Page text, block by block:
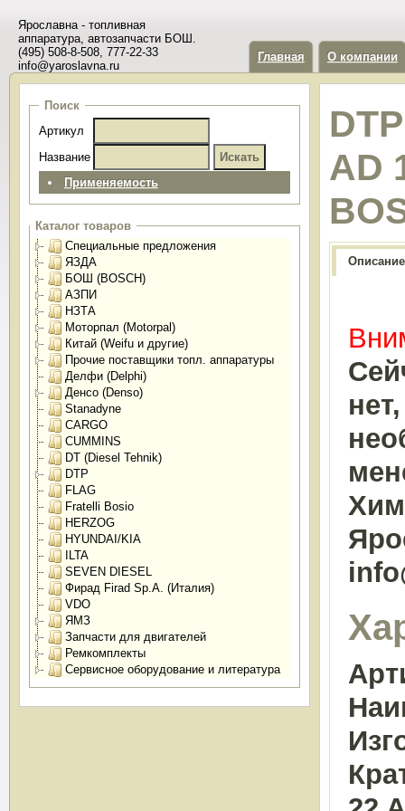
Ярославна - топливная
аппаратура, автозапчасти БОШ.
(495) 508-8-508, 777-22-33
info@yaroslavna.ru
Главная О компании
Поиск
Артикул
Название
Применяемость
Каталог товаров
Специальные предложения
ЯЗДА
БОШ (BOSCH)
АЗПИ
НЗТА
Моторпал (Motorpal)
Китай (Weifu и другие)
Прочие поставщики топл. аппаратуры
Делфи (Delphi)
Денсо (Denso)
Stanadyne
CARGO
CUMMINS
DT (Diesel Tehnik)
DTP
FLAG
Fratelli Bosio
HERZOG
HYUNDAI/KIA
ILTA
SEVEN DIESEL
Фирад Firad Sp.A. (Италия)
VDO
ЯМЗ
Запчасти для двигателей
Ремкомплекты
Сервисное оборудование и литература
AD
Описание